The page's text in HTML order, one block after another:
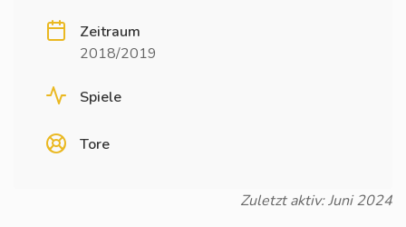
Zeitraum
2018/2019
Spiele
Tore
Zuletzt aktiv: Juni 2024